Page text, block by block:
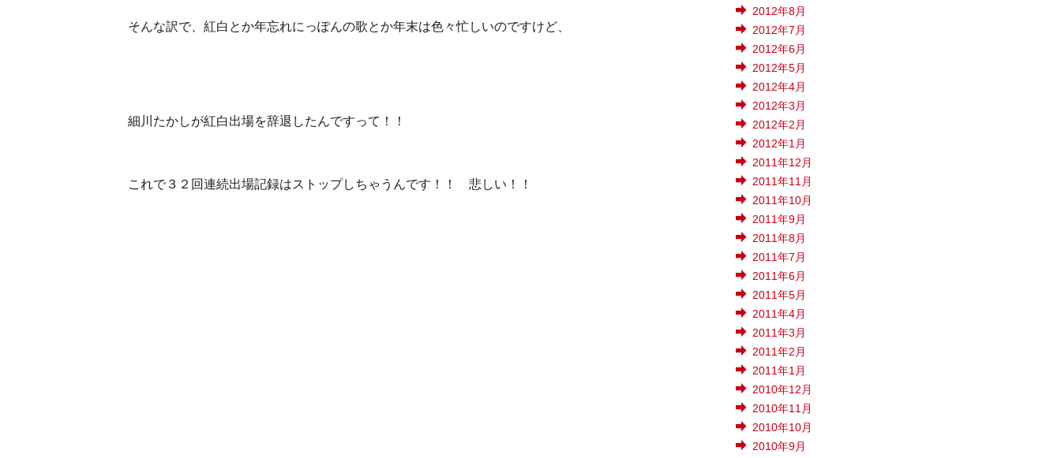
そんな訳で、紅白とか年忘れにっぽんの歌とか年末は色々忙しいのですけど、
細川たかしが紅白出場を辞退したんですって！！
これで３２回連続出場記録はストップしちゃうんです！！ 悲しい！！
2012年8月
2012年7月
2012年6月
2012年5月
2012年4月
2012年3月
2012年2月
2012年1月
2011年12月
2011年11月
2011年10月
2011年9月
2011年8月
2011年7月
2011年6月
2011年5月
2011年4月
2011年3月
2011年2月
2011年1月
2010年12月
2010年11月
2010年10月
2010年9月